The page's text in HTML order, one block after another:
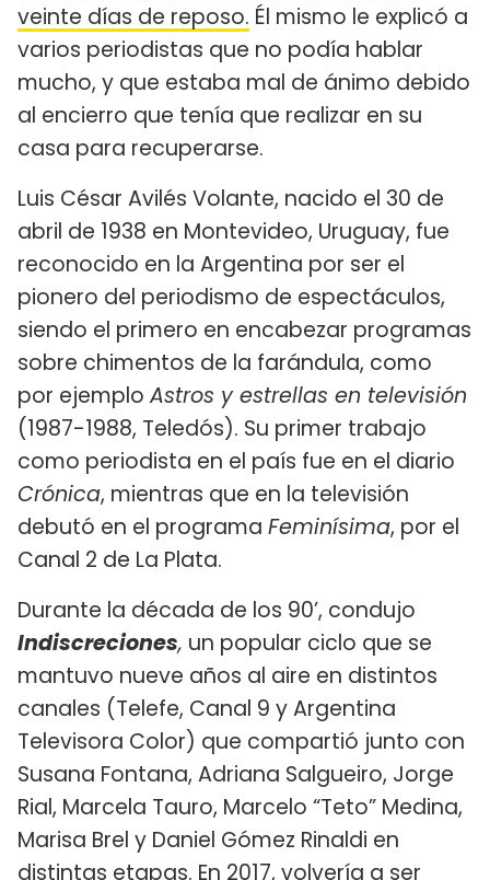
veinte días de reposo. Él mismo le explicó a
varios periodistas que no podía hablar
mucho, y que estaba mal de ánimo debido
al encierro que tenía que realizar en su
casa para recuperarse.
Luis César Avilés Volante, nacido el 30 de
abril de 1938 en Montevideo, Uruguay, fue
reconocido en la Argentina por ser el
pionero del periodismo de espectáculos,
siendo el primero en encabezar programas
sobre chimentos de la farándula, como
por ejemploAstros y estrellas en televisión
(1987-1988, Teledós). Su primer trabajo
como periodista en el país fue en el diario
Crónica, mientras que en la televisión
debutó en el programa Feminísima, por el
Canal 2 de La Plata.
Durante la década de los 90’, condujo
Indiscreciones, un popular ciclo que se
mantuvo nueve años al aire en distintos
canales (Telefe, Canal 9 y Argentina
Televisora Color) que compartió junto con
Susana Fontana, Adriana Salgueiro, Jorge
Rial, Marcela Tauro, Marcelo “Teto” Medina,
Marisa Brel y Daniel Gómez Rinaldi en
distintas etapas. En 2017, volvería a ser